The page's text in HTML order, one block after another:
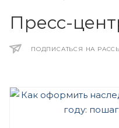
Пресс-
ПОДПИСАТЬСЯ НА